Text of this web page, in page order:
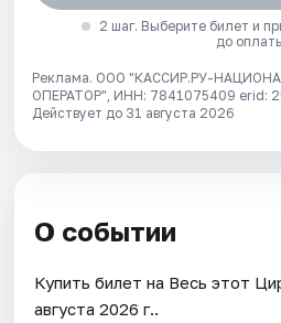
2 шаг. Выберите билет и
до
Реклама. ООО "КАССИР.РУ-
ОПЕРАТОР", ИНН: 7841075409 erid:
Действует до 31 августа 2026
О событии
Купить билет на Весь этот
августа 2026 г..